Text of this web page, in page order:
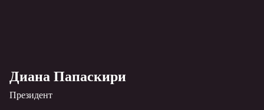
Диана Папаскири
Президент